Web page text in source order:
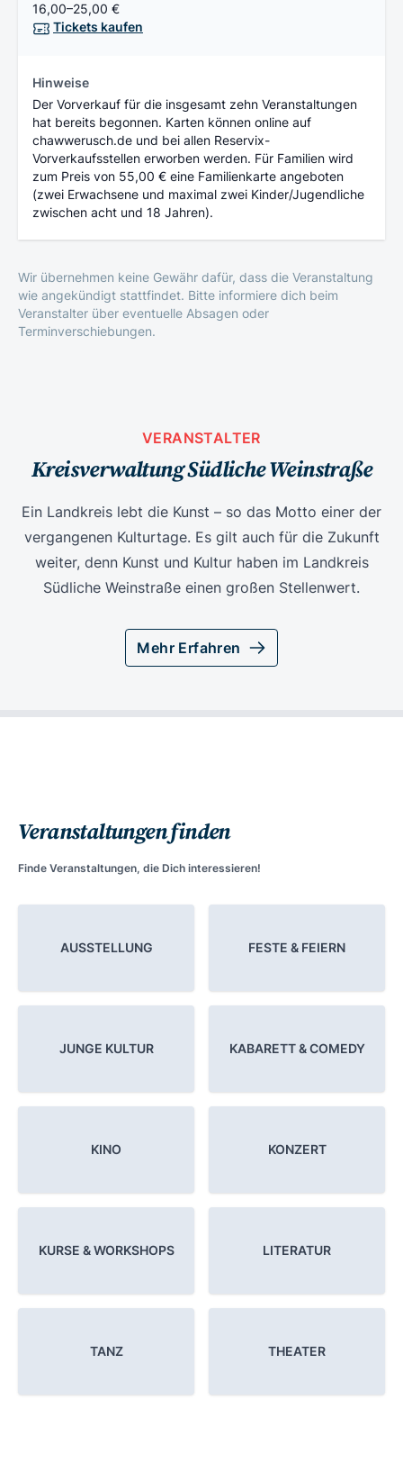
16,00–25,00 €
Tickets kaufen
Hinweise
Der Vorverkauf für die insgesamt zehn Veranstaltungen
hat bereits begonnen. Karten können online auf
chawwerusch.de und bei allen Reservix-
Vorverkaufsstellen erworben werden. Für Familien wird
zum Preis von 55,00 € eine Familienkarte angeboten
(zwei Erwachsene und maximal zwei Kinder/Jugendliche
zwischen acht und 18 Jahren).
Wir übernehmen keine Gewähr dafür, dass die Veranstaltung
wie angekündigt stattfindet. Bitte informiere dich beim
Veranstalter über eventuelle Absagen oder
Terminverschiebungen.
VERANSTALTER
Kreisverwaltung Südliche Weinstraße
Ein Landkreis lebt die Kunst – so das Motto einer der
vergangenen Kulturtage. Es gilt auch für die Zukunft
weiter, denn Kunst und Kultur haben im Landkreis
Südliche Weinstraße einen großen Stellenwert.
Mehr Erfahren
Veranstaltungen finden
Finde Veranstaltungen, die Dich interessieren!
AUSSTELLUNG FESTE & FEIERN
JUNGE KULTUR KABARETT & COMEDY
KINO KONZERT
KURSE & WORKSHOPS LITERATUR
TANZ THEATER